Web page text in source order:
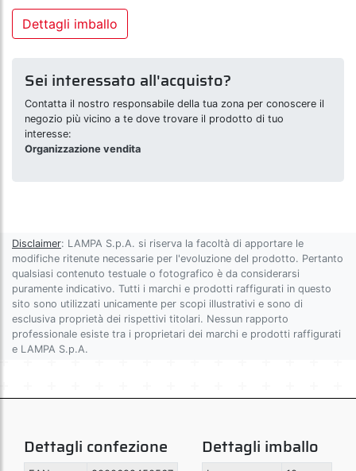
Dettagli imballo
Sei interessato all'acquisto?
Contatta il nostro responsabile della tua zona per conoscere il
negozio più vicino a te dove trovare il prodotto di tuo
interesse:
Organizzazione vendita
Disclaimer: LAMPA S.p.A. si riserva la facoltà di apportare le
modifiche ritenute necessarie per l'evoluzione del prodotto. Pertanto
qualsiasi contenuto testuale o fotografico è da considerarsi
puramente indicativo. Tutti i marchi e prodotti raffigurati in questo
sito sono utilizzati unicamente per scopi illustrativi e sono di
esclusiva proprietà dei rispettivi titolari. Nessun rapporto
professionale esiste tra i proprietari dei marchi e prodotti raffigurati
e LAMPA S.p.A.
Dettagli confezione Dettagli imballo